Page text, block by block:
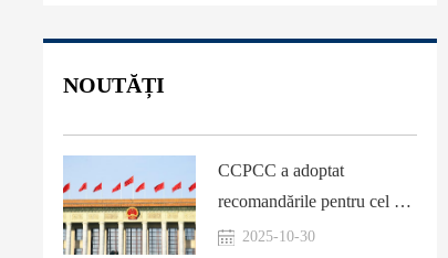
NOUTĂȚI
CCPCC a adoptat
recomandările pentru cel de-
al 15-lea Plan cincinal
2025-10-30